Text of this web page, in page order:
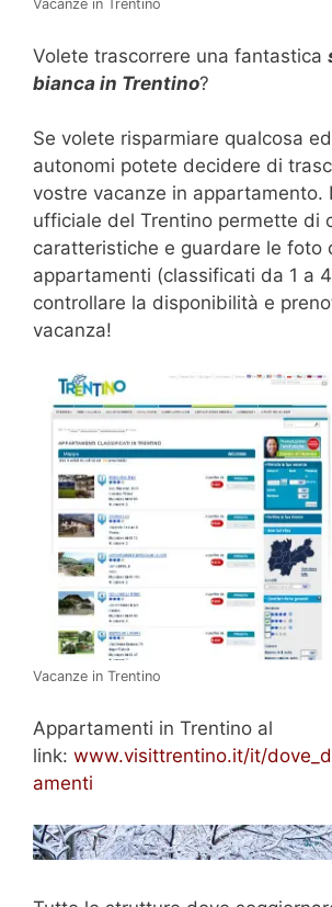
Vacanze in Trentino
Volete trascorrere una fantastica
bianca in Trentino?
Se volete risparmiare qualcosa
autonomi potete decidere di
vostre vacanze in appartamento.
ufficiale del Trentino permette di
caratteristiche e guardare le foto
appartamenti (classificati da 1 a 4
controllare la disponibilità e
vacanza!
Vacanze in Trentino
Appartamenti in Trentino al
link: www.visittrentino.it/it/
amenti